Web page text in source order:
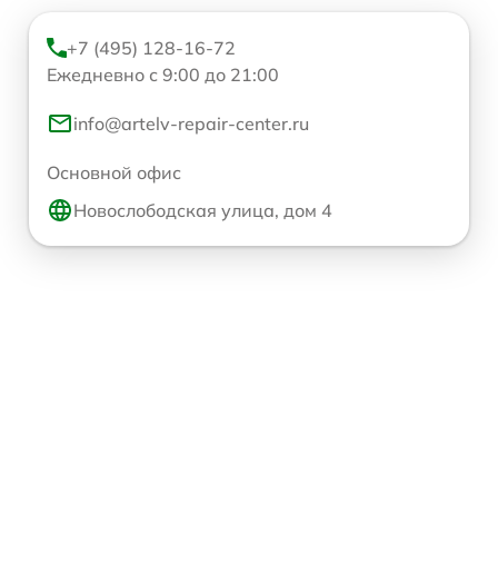
+7 (495) 128-16-72
Ежедневно с 9:00 до 21:00
info@artelv-repair-center.ru
Основной офис
Новослободская улица, дом 4